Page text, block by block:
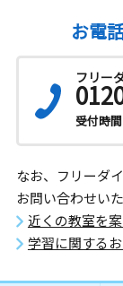
お電
フリー
受付時間
なお、フリーダ
お問い合わせい
近くの教室を
学習に関する